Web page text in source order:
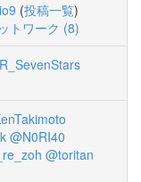
(投稿一覧)
トワーク (8)
@N0RI40
@toritan